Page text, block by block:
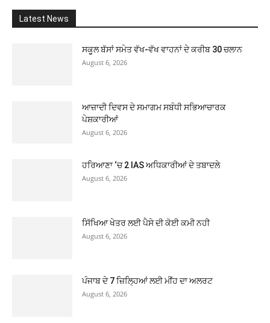
Latest News
ਸਕੂਲ ਬੱਸਾਂ ਸਮੇਤ ਵੱਖ-ਵੱਖ ਵਾਹਨਾਂ ਦੇ ਕਰੀਬ 30 ਚਲਾਨ
August 6, 2026
ਆਜ਼ਾਦੀ ਦਿਵਸ ਦੇ ਸਮਾਗਮ ਸਬੰਧੀ ਸਭਿਆਚਾਰਕ
ਪੇਸ਼ਕਾਰੀਆਂ
August 6, 2026
ਹਰਿਆਣਾ ‘ਚ 2 IAS ਅਧਿਕਾਰੀਆਂ ਦੇ ਤਬਾਦਲੇ
August 6, 2026
ਸਿੱਖਿਆ ਖੇਤਰ ਲਈ ਪੈਸੇ ਦੀ ਕੋਈ ਕਮੀ ਨਹੀ
August 6, 2026
ਪੰਜਾਬ ਦੇ 7 ਜ਼ਿਲ੍ਹਿਆਂ ਲਈ ਮੀਂਹ ਦਾ ਅਲਰਟ
August 6, 2026